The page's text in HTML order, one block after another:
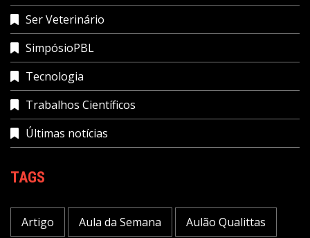
Ser Veterinário
SimpósioPBL
Tecnologia
Trabalhos Científicos
Últimas notícias
TAGS
Artigo Aula da Semana Aulão Qualittas